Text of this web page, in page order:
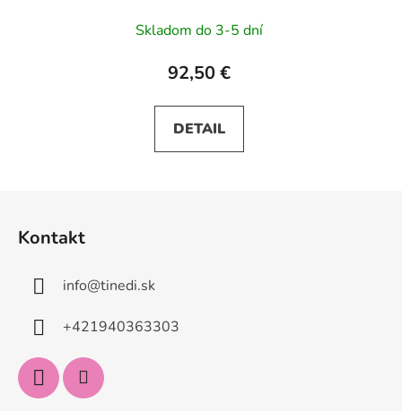
Skladom do 3-5 dní
92,50 €
DETAIL
Kontakt
info@tinedi.sk
+421940363303